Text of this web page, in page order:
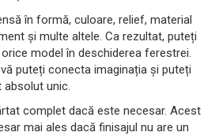
în formă, culoare, relief, material
și multe altele. Ca rezultat, puteți
model în deschiderea ferestrei.
puteți conecta imaginația și puteți
absolut unic.
complet dacă este necesar. Acest
mai ales dacă finisajul nu are un